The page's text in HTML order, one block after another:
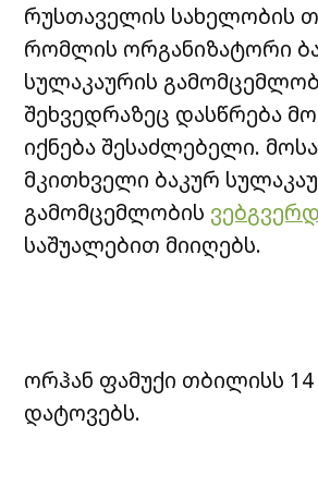
რუსთაველის სახელობის
რომლის ორგანიზატორი
სულაკაურის
შეხვედრაზეც დასწრება
იქნება შესაძლებელი.
მკითხველი ბაკურ
გამომცემლობის
საშუალებით მიიღებს.
ორჰან ფამუქი თბილისს
დატოვებს.